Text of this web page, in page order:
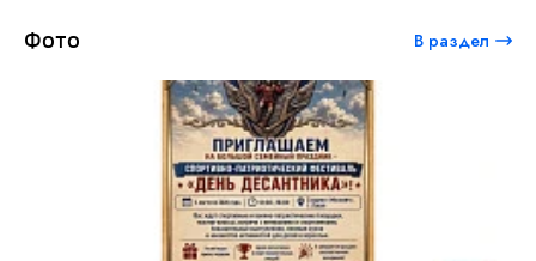
Фото В раздел